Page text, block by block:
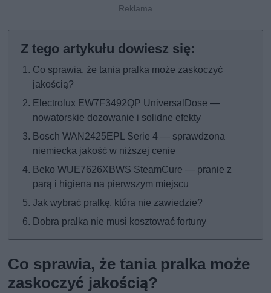
Co sprawia, że tania pralka może zaskoczyć
jakością?
Electrolux EW7F3492QP UniversalDose —
nowatorskie dozowanie i solidne efekty
Bosch WAN2425EPL Serie 4 — sprawdzona
niemiecka jakość w niższej cenie
Beko WUE7626XBWS SteamCure — pranie z
parą i higiena na pierwszym miejscu
Jak wybrać pralkę, która nie zawiedzie?
Dobra pralka nie musi kosztować fortuny
Co sprawia, że tania pralka może
zaskoczyć jakością?